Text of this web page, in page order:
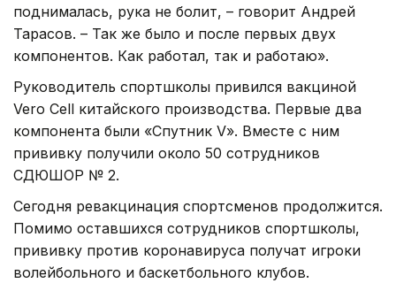
поднималась, рука не болит, – говорит Андрей
Тарасов. – Так же было и после первых двух
компонентов. Как работал, так и работаю».
Руководитель спортшколы привился вакциной
Vero Cell китайского производства. Первые два
компонента были «Спутник V». Вместе с ним
прививку получили около 50 сотрудников
СДЮШОР № 2.
Сегодня ревакцинация спортсменов продолжится.
Помимо оставшихся сотрудников спортшколы,
прививку против коронавируса получат игроки
волейбольного и баскетбольного клубов.